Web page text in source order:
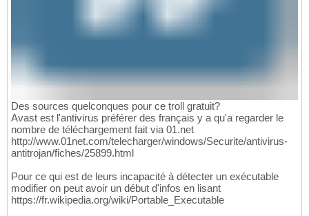
Des sources quelconques pour ce troll gratuit?
Avast est l'antivirus préférer des français y a qu'a regarder le
nombre de téléchargement fait via 01.net
http://www.01net.com/telecharger/windows/Securite/antivirus-
antitrojan/fiches/25899.html
Pour ce qui est de leurs incapacité à détecter un exécutable
modifier on peut avoir un début d'infos en lisant
https://fr.wikipedia.org/wiki/Portable_Executable